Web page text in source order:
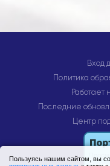
Пользуясь нашим сайтом, вы
Вход
Политика
Работает
Последние
Центр